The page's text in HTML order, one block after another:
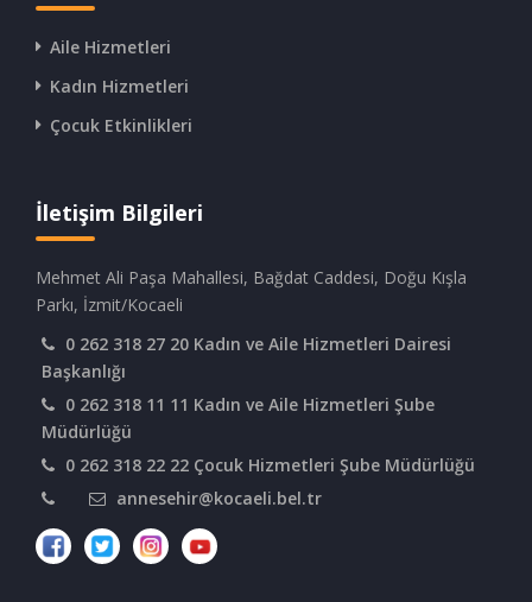
Aile Hizmetleri
Kadın Hizmetleri
Çocuk Etkinlikleri
İletişim Bilgileri
Mehmet Ali Paşa Mahallesi, Bağdat Caddesi, Doğu Kışla
Parkı, İzmit/Kocaeli
0 262 318 27 20 Kadın ve Aile Hizmetleri Dairesi
Başkanlığı
0 262 318 11 11 Kadın ve Aile Hizmetleri Şube
Müdürlüğü
0 262 318 22 22 Çocuk Hizmetleri Şube Müdürlüğü
annesehir@kocaeli.bel.tr